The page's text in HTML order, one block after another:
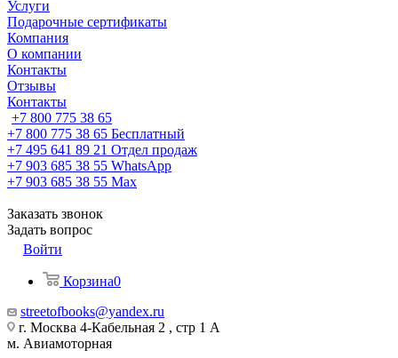
Услуги
Подарочные сертификаты
Компания
О компании
Контакты
Отзывы
Контакты
+7 800 775 38 65
+7 800 775 38 65 Бесплатный
+7 495 641 89 21 Отдел продаж
+7 903 685 38 55 WhatsApp
+7 903 685 38 55 Max
Заказать звонок
Задать вопрос
Войти
Корзина0
streetofbooks@yandex.ru
г. Москва 4-Кабельная 2 , стр 1 А
м. Авиамоторная